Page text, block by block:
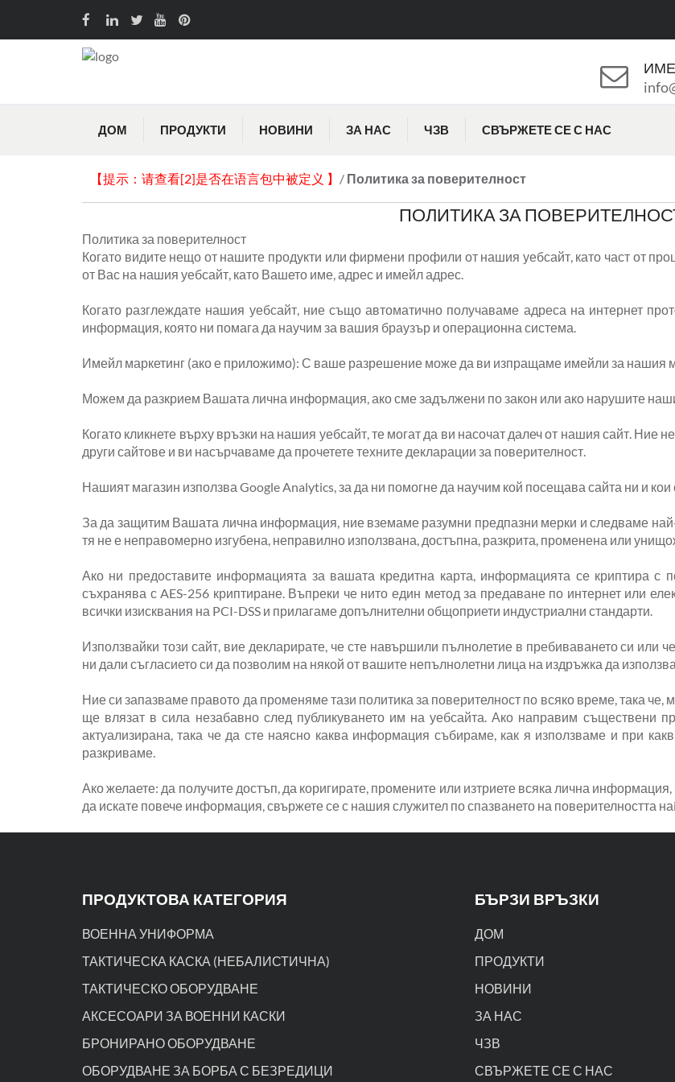
ДОМ ПРОДУКТИ НОВИНИ ЗА НАС ЧЗВ СВЪРЖЕТЕ СЕ С НАС
【提示：请查看[2]是否在语言包中被定义 】 / Политика за поверителност
ПОЛИТИКА ЗА
Политика за поверителност
Когато видите нещо от нашите продукти или фирмени профили от нашия уебсайт, като част от
от Вас на нашия уебсайт, като Вашето име, адрес и имейл адрес.
Когато разглеждате нашия уебсайт, ние също автоматично получаваме адреса на интернет
информация, която ни помага да научим за вашия браузър и операционна система.
Имейл маркетинг (ако е приложимо): С ваше разрешение може да ви изпращаме имейли за нашия
Можем да разкрием Вашата лична информация, ако сме задължени по закон или ако нарушите
Когато кликнете върху връзки на нашия уебсайт, те могат да ви насочат далеч от нашия сайт. Ние
други сайтове и ви насърчаваме да прочетете техните декларации за поверителност.
Нашият магазин използва Google Analytics, за да ни помогне да научим кой посещава сайта ни и кои
За да защитим Вашата лична информация, ние вземаме разумни предпазни мерки и следваме най-
тя не е неправомерно изгубена, неправилно използвана, достъпна, разкрита, променена или
Ако ни предоставите информацията за вашата кредитна карта, информацията се криптира с
съхранява с AES-256 криптиране. Въпреки че нито един метод за предаване по интернет или
всички изисквания на PCI-DSS и прилагаме допълнителни общоприети индустриални стандарти.
Използвайки този сайт, вие декларирате, че сте навършили пълнолетие в пребиваването си или
ни дали съгласието си да позволим на някой от вашите непълнолетни лица на издръжка да
Ние си запазваме правото да променяме тази политика за поверителност по всяко време, така
ще влязат в сила незабавно след публикуването им на уебсайта. Ако направим съществени
актуализирана, така че да сте наясно каква информация събираме, как я използваме и при
разкриваме.
Ако желаете: да получите достъп, да коригирате, промените или изтриете всяка лична
да искате повече информация, свържете се с нашия служител по спазването на поверителността на
ПРОДУКТОВА КАТЕГОРИЯ
ВОЕННА УНИФОРМА
ТАКТИЧЕСКА КАСКА (НЕБАЛИСТИЧНА)
ТАКТИЧЕСКО ОБОРУДВАНЕ
АКСЕСОАРИ ЗА ВОЕННИ КАСКИ
БРОНИРАНО ОБОРУДВАНЕ
ОБОРУДВАНЕ ЗА БОРБА С БЕЗРЕДИЦИ
БЪРЗИ ВРЪЗКИ
ДОМ
ПРОДУКТИ
НОВИНИ
ЗА НАС
ЧЗВ
СВЪРЖЕТЕ СЕ С НАС